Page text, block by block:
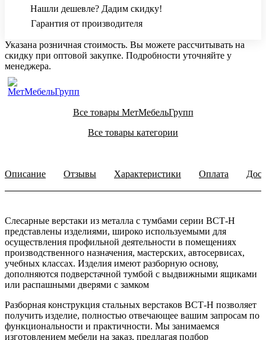
Нашли дешевле? Дадим скидку!
Гарантия от производителя
Указана розничная стоимость. Вы можете рассчитывать на
скидку при оптовой закупке. Подробности уточняйте у
менеджера.
Все товары МетМебельГрупп
Все товары категории
Описание Отзывы Характеристики Оплата
Слесарные верстаки из металла с тумбами серии ВСТ-Н
представлены изделиями, широко используемыми для
осуществления профильной деятельности в помещениях
производственного назначения, мастерских, автосервисах,
учебных классах. Изделия имеют разборную основу,
дополняются подверстачной тумбой с выдвижными ящиками
или распашными дверями с замком
Разборная конструкция стальных верстаков ВСТ-Н позволяет
получить изделие, полностью отвечающее вашим запросам по
функциональности и практичности. Мы занимаемся
изготовлением мебели на заказ, предлагая подбор